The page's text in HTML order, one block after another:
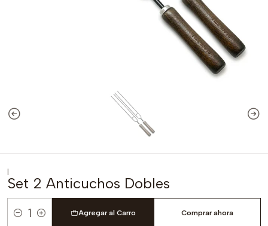
|
Set 2 Anticuchos Dobles
Cantidad
Agregar al Carro Comprar ahora